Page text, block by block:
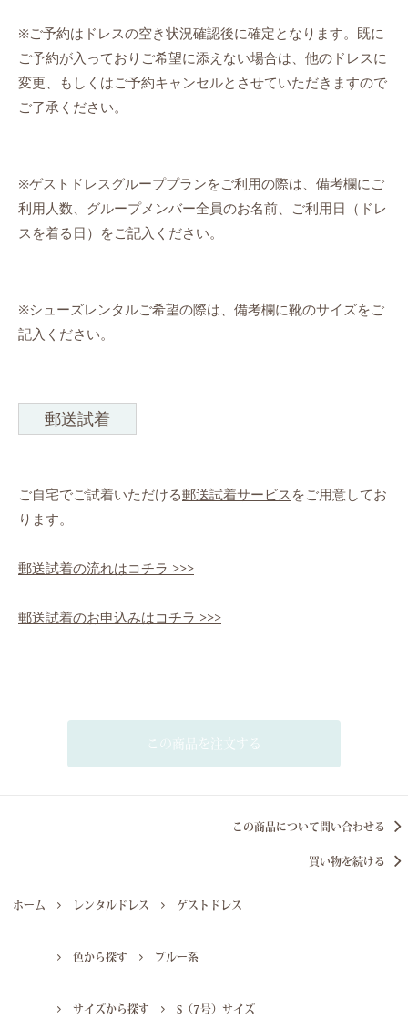
※ご予約はドレスの空き状況確認後に確定となります。既に
ご予約が入っておりご希望に添えない場合は、他のドレスに
変更、もしくはご予約キャンセルとさせていただきますので
ご了承ください。
※ゲストドレスグループプランをご利用の際は、備考欄にご
利用人数、グループメンバー全員のお名前、ご利用日（ドレ
スを着る日）をご記入ください。
※シューズレンタルご希望の際は、備考欄に靴のサイズをご
記入ください。
郵送試着
ご自宅でご試着いただける郵送試着サービス をご用意してお
ります。
郵送試着の流れはコチラ >>>
郵送試着のお申込みはコチラ >>>
この商品を注文する
この商品について問い合わせる
買い物を続ける
ホーム レンタルドレス ゲストドレス
色から探す ブルー系
サイズから探す S（7号）サイズ